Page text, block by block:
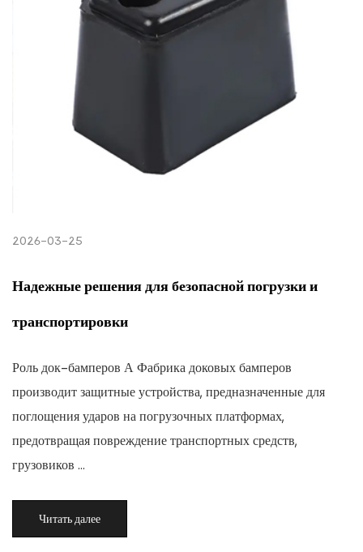
2026-03-25
Надежные решения для безопасной погрузки и
транспортировки
Роль док-бамперов А Фабрика доковых бамперов
производит защитные устройства, предназначенные для
поглощения ударов на погрузочных платформах,
предотвращая повреждение транспортных средств,
грузовиков ...
Читать далее